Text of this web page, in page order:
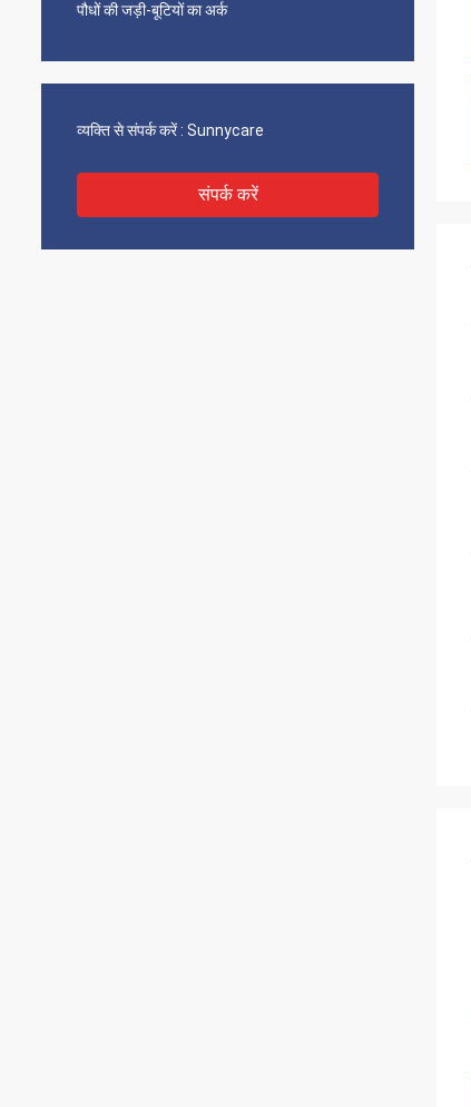
पौधों की जड़ी-बूटियों का अर्क
व्यक्ति से संपर्क करें : Sunnycare
संपर्क करें